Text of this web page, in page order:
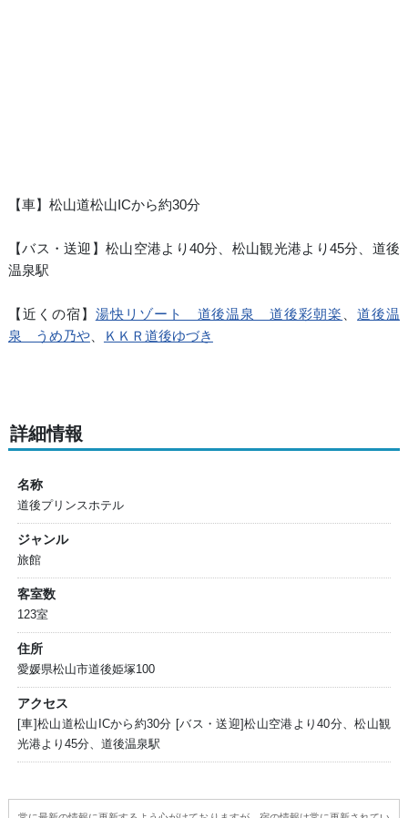
【車】松山道松山ICから約30分
【バス・送迎】松山空港より40分、松山観光港より45分、道後
温泉駅
【近くの宿】 湯快リゾート 道後温泉 道後彩朝楽 、道後温
泉 うめ乃や、 ＫＫＲ道後ゆづき
詳細情報
名称
道後プリンスホテル
ジャンル
旅館
客室数
123室
住所
愛媛県松山市道後姫塚100
アクセス
[車]松山道松山ICから約30分 [バス・送迎]松山空港より40分、松山観
光港より45分、道後温泉駅